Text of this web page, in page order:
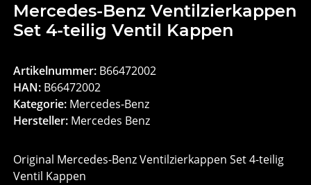
Mercedes-Benz Ventilzierkappen
Set 4-teilig Ventil Kappen
Artikelnummer: B66472002
HAN: B66472002
Kategorie: Mercedes-Benz
Hersteller: Mercedes Benz
Original Mercedes-Benz Ventilzierkappen Set 4-teilig
Ventil Kappen